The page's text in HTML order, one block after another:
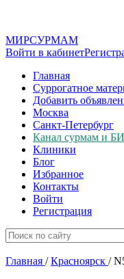
МИРСУРМАМ
Войти в кабинет
Главная
Суррогатное
Добавить
Москва
Санкт-Петербург
Канал сурмам и
Клиники
Блог
Избранное
Контакты
Войти
Регистрация
Главная / Красноярск /